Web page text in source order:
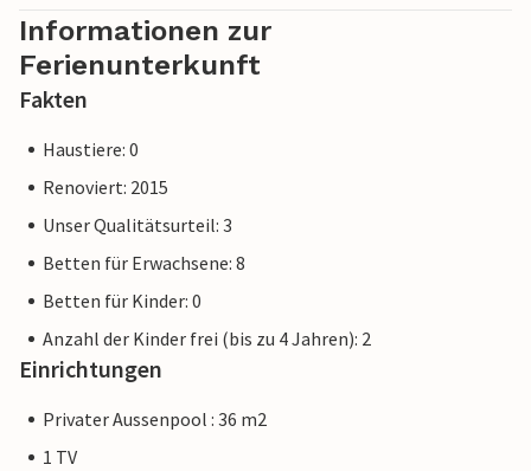
Hinweis: Diese Unterkunft wird von einem privaten
einem Händler. Das bedeutet, dass das EU-
Verbraucherrecht möglicherweise nicht gilt. Sie können
bieten und Ihr Aufenthalt sich nicht von einer Buchung bei
einer Unterkunft eines professionellen Eigentümers
unterscheidet.
Informationen zur
Ferienunterkunft
Fakten
Haustiere: 0
Renoviert: 2015
Unser Qualitätsurteil: 3
Betten für Erwachsene: 8
Betten für Kinder: 0
Anzahl der Kinder frei (bis zu 4 Jahren): 2
Einrichtungen
Privater Aussenpool : 36 m2
1 TV